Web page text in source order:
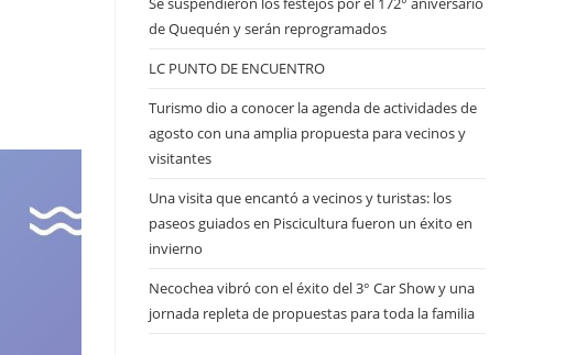
de Quequén y serán reprogramados
LC PUNTO DE ENCUENTRO
Turismo dio a conocer la agenda de actividades de
agosto con una amplia propuesta para vecinos y
visitantes
Una visita que encantó a vecinos y turistas: los
paseos guiados en Piscicultura fueron un éxito en
invierno
Necochea vibró con el éxito del 3° Car Show y una
jornada repleta de propuestas para toda la familia